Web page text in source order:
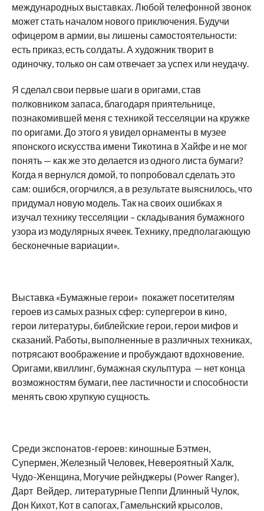
международных выставках. Любой телефонной звонок
может стать началом нового приключения. Будучи
офицером в армии, вы лишены самостоятельности:
есть приказ, есть солдаты. А художник творит в
одиночку, только он сам отвечает за успех или неудачу.
Я сделал свои первые шаги в оригами, став
полковником запаса, благодаря приятельнице,
познакомившей меня с техникой тесселяции на кружке
по оригами. До этого я увидел орнаменты в музее
японского искусства имени Тикотина в Хайфе и не мог
понять — как же это делается из одного листа бумаги?
Когда я вернулся домой, то попробовал сделать это
сам: ошибся, огорчился, а в результате выяснилось, что
придумал новую модель. Так на своих ошибках я
изучал технику тесселяции – складывания бумажного
узора из модулярных ячеек. Технику, предполагающую
бесконечные вариации».
Выставка «Бумажные герои» покажет посетителям
героев из самых разных сфер: супергерои в кино,
герои литературы, библейские герои, герои мифов и
сказаний. Работы, выполненные в различных техниках,
потрясают воображение и пробуждают вдохновение.
Оригами, квиллинг, бумажная скульптура — нет конца
возможностям бумаги, пее ластичности и способности
менять свою хрупкую сущность.
Среди экспонатов-героев: киношные Бэтмен,
Супермен, Железный Человек, Невероятный Халк,
Чудо-Женщина, Могучие рейнджеры (Power Ranger),
Дарт Вейдер, литературные Пеппи Длинный Чулок,
Дон Кихот, Кот в сапогах, Гамельнский крысолов,